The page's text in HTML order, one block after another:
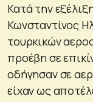
Κατά την
Κωνσταντίνος
τουρκικών
προέβη σε
οδήγησαν σε
είχαν ως